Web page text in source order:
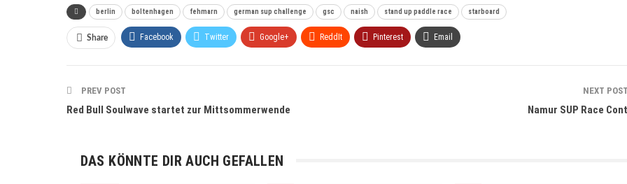
berlin boltenhagen fehmarn german sup challenge gsc naish stand up paddle race starboard
Share Facebook Twitter Google+ ReddIt Pinterest Email
PREV POST
Red Bull Soulwave startet zur Mittsommerwende
NEXT POST
Namur SUP Race
DAS KÖNNTE DIR AUCH GEFALLEN